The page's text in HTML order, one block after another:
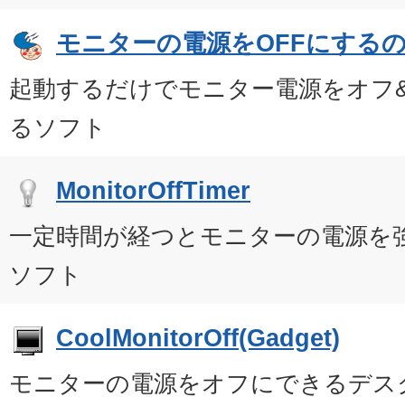
モニターの電源をOFFにする
起動するだけでモニター電源をオフ
るソフト
MonitorOffTimer
一定時間が経つとモニターの電源を
ソフト
CoolMonitorOff(Gadget)
モニターの電源をオフにできるデ